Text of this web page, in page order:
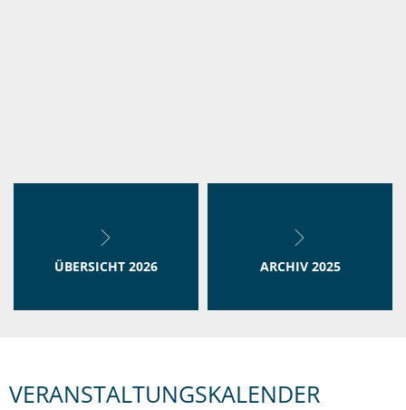
ÜBERSICHT 2026 ARCHIV 2025
VERANSTALTUNGSKALENDER